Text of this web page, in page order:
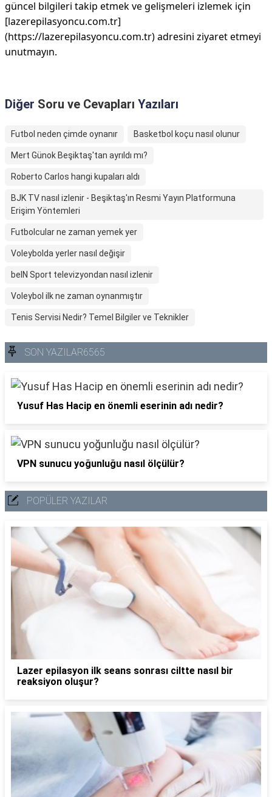
güncel bilgileri takip etmek ve gelişmeleri izlemek için
[lazerepilasyoncu.com.tr]
(https://lazerepilasyoncu.com.tr) adresini ziyaret etmeyi
unutmayın.
Diğer Soru ve Cevapları Yazıları
Futbol neden çimde oynanır Basketbol koçu nasıl olunur
Mert Günok Beşiktaş'tan ayrıldı mı?
Roberto Carlos hangi kupaları aldı
BJK TV nasıl izlenir - Beşiktaş'ın Resmi Yayın Platformuna
Erişim Yöntemleri
Futbolcular ne zaman yemek yer
Voleybolda yerler nasıl değişir
beIN Sport televizyondan nasıl izlenir
Voleybol ilk ne zaman oynanmıştır
Tenis Servisi Nedir? Temel Bilgiler ve Teknikler
SON YAZILAR6565
Yusuf Has Hacip en önemli eserinin adı nedir?
VPN sunucu yoğunluğu nasıl ölçülür?
POPÜLER YAZILAR
Lazer epilasyon ilk seans sonrası ciltte nasıl bir
reaksiyon oluşur?